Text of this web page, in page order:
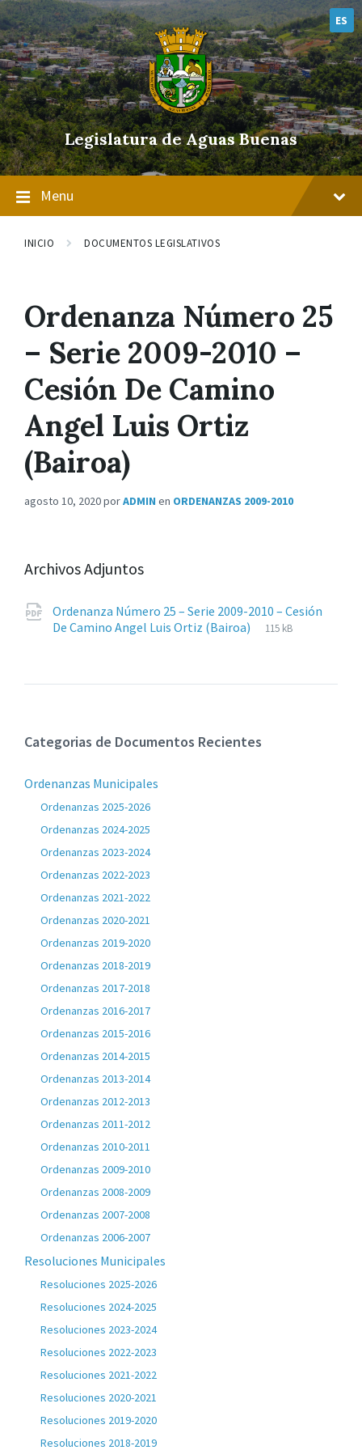
Skip
to
content
Skip
to
main
navigation
Skip
to
footer
ES
Legislatura de Aguas Buenas
Menu
INICIO DOCUMENTOS LEGISLATIVOS
Ordenanza Número 25
– Serie 2009-2010 –
Cesión De Camino
Angel Luis Ortiz
(Bairoa)
agosto 10, 2020porADMIN en ORDENANZAS 2009-2010
Archivos Adjuntos
Ordenanza Número 25 – Serie 2009-2010 – Cesión
De Camino Angel Luis Ortiz (Bairoa)
Extensiones
pdf
Tamaño
115 kB
Categorias de Documentos Recientes
Ordenanzas Municipales
Ordenanzas 2025-2026
Ordenanzas 2024-2025
Ordenanzas 2023-2024
Ordenanzas 2022-2023
Ordenanzas 2021-2022
Ordenanzas 2020-2021
Ordenanzas 2019-2020
Ordenanzas 2018-2019
Ordenanzas 2017-2018
Ordenanzas 2016-2017
Ordenanzas 2015-2016
Ordenanzas 2014-2015
Ordenanzas 2013-2014
Ordenanzas 2012-2013
Ordenanzas 2011-2012
Ordenanzas 2010-2011
Ordenanzas 2009-2010
Ordenanzas 2008-2009
Ordenanzas 2007-2008
Ordenanzas 2006-2007
Resoluciones Municipales
Resoluciones 2025-2026
Resoluciones 2024-2025
Resoluciones 2023-2024
Resoluciones 2022-2023
Resoluciones 2021-2022
Resoluciones 2020-2021
Resoluciones 2019-2020
Resoluciones 2018-2019